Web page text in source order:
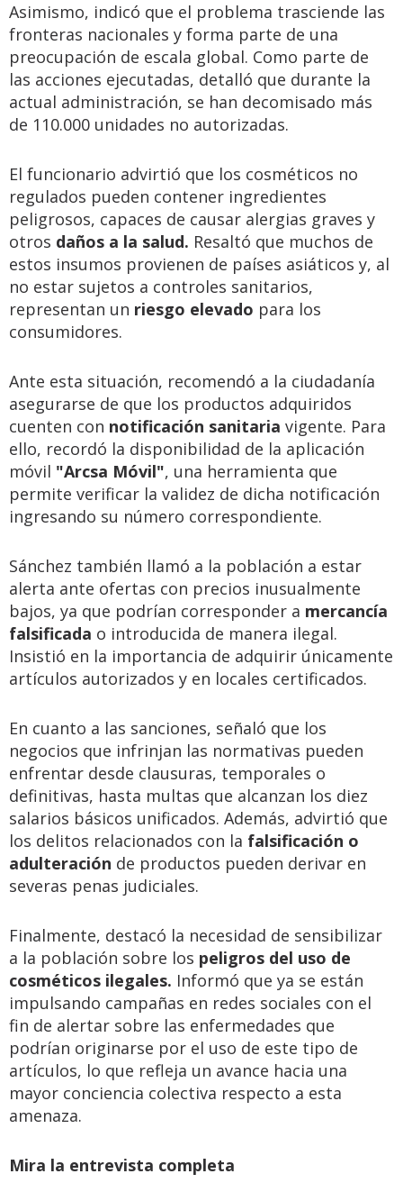
Asimismo, indicó que el problema trasciende las
fronteras nacionales y forma parte de una
preocupación de escala global. Como parte de
las acciones ejecutadas, detalló que durante la
actual administración, se han decomisado más
de 110.000 unidades no autorizadas.
El funcionario advirtió que los cosméticos no
regulados pueden contener ingredientes
peligrosos, capaces de causar alergias graves y
otros daños a la salud. Resaltó que muchos de
estos insumos provienen de países asiáticos y, al
no estar sujetos a controles sanitarios,
representan un riesgo elevado para los
consumidores.
Ante esta situación, recomendó a la ciudadanía
asegurarse de que los productos adquiridos
cuenten con notificación sanitaria vigente. Para
ello, recordó la disponibilidad de la aplicación
móvil "Arcsa Móvil", una herramienta que
permite verificar la validez de dicha notificación
ingresando su número correspondiente.
Sánchez también llamó a la población a estar
alerta ante ofertas con precios inusualmente
bajos, ya que podrían corresponder a mercancía
falsificada o introducida de manera ilegal.
Insistió en la importancia de adquirir únicamente
artículos autorizados y en locales certificados.
En cuanto a las sanciones, señaló que los
negocios que infrinjan las normativas pueden
enfrentar desde clausuras, temporales o
definitivas, hasta multas que alcanzan los diez
salarios básicos unificados. Además, advirtió que
los delitos relacionados con la falsificación o
adulteración de productos pueden derivar en
severas penas judiciales.
Finalmente, destacó la necesidad de sensibilizar
a la población sobre los peligros del uso de
cosméticos ilegales. Informó que ya se están
impulsando campañas en redes sociales con el
fin de alertar sobre las enfermedades que
podrían originarse por el uso de este tipo de
artículos, lo que refleja un avance hacia una
mayor conciencia colectiva respecto a esta
amenaza.
Mira la entrevista completa